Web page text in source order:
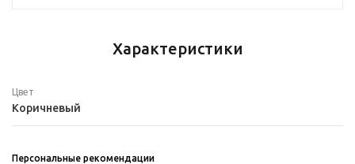
Характеристики
Цвет
Коричневый
Персональные рекомендации